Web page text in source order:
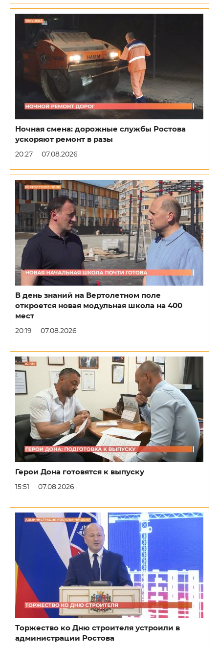
Ночная смена: дорожные службы Ростова
ускоряют ремонт в разы
20:27 07.08.2026
В день знаний на Вертолетном поле
откроется новая модульная школа на 400
мест
20:19 07.08.2026
Герои Дона готовятся к выпуску
15:51 07.08.2026
Торжество ко Дню строителя устроили в
администрации Ростова